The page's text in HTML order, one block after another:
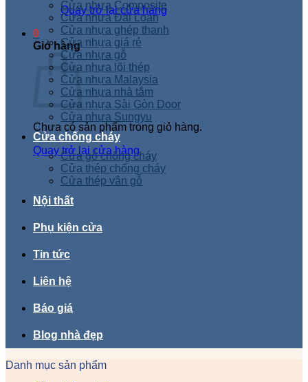
Quay trở lại cửa hàng
0
Giỏ hàng
Chưa có sản phẩm trong giỏ hàng.
Quay trở lại cửa hàng
Cửa nhựa Composite
Cửa nhựa Đài Loan
Cửa nhựa ghép thanh
Cửa nhựa giá rẻ
Cửa nhựa gỗ
Cửa nhựa lõi thép
Cửa nhựa Malaysia
Cửa nhựa nhà tắm
Cửa nhựa Sài Gòn Door
Cửa nhựa Sungyu
Cửa chống cháy
Cửa gỗ chống cháy
Cửa thép chống cháy
Cửa thép vân gỗ
Nội thất
Phụ kiện cửa
Tin tức
Liên hệ
Báo giá
Blog nhà đẹp
Danh mục sản phẩm